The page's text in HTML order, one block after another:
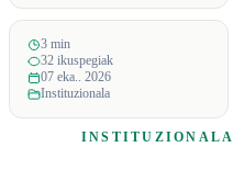
3 min
32 ikuspegiak
07 eka.. 2026
Instituzionala
INSTITUZIONALA